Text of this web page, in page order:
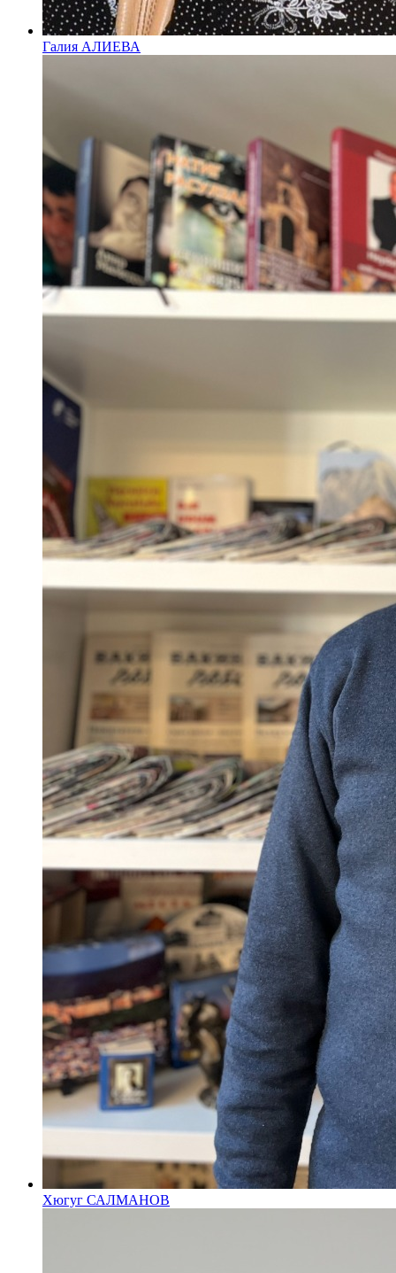
Галия АЛИЕВА
Хюгуг САЛМАНОВ